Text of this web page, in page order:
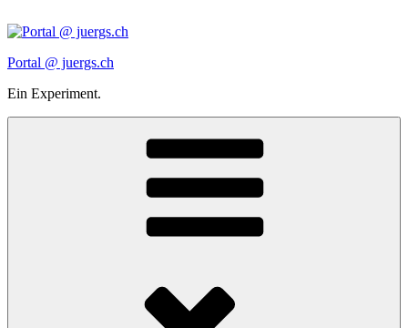
Inhalt
Portal @ juergs.ch
Ein Experiment.